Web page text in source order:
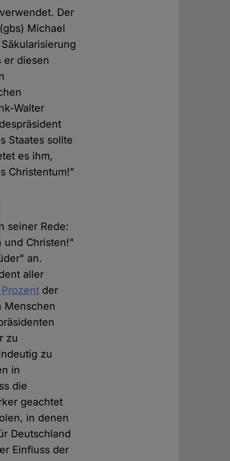
Der
(gbs) Michael
diesen
Walter
Staates sollte
es ihm,
Christentum!"
seiner Rede:
und Christen!"
an.
aller
der
Menschen
zu
zu
in
die
geachtet
in denen
Deutschland
Einfluss der